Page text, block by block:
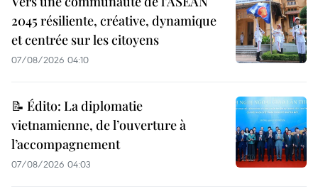
2045 résiliente, créative, dynamique
et centrée sur les citoyens
07/08/2026 04:10
📝 Édito: La diplomatie
vietnamienne, de l’ouverture à
l’accompagnement
07/08/2026 04:03